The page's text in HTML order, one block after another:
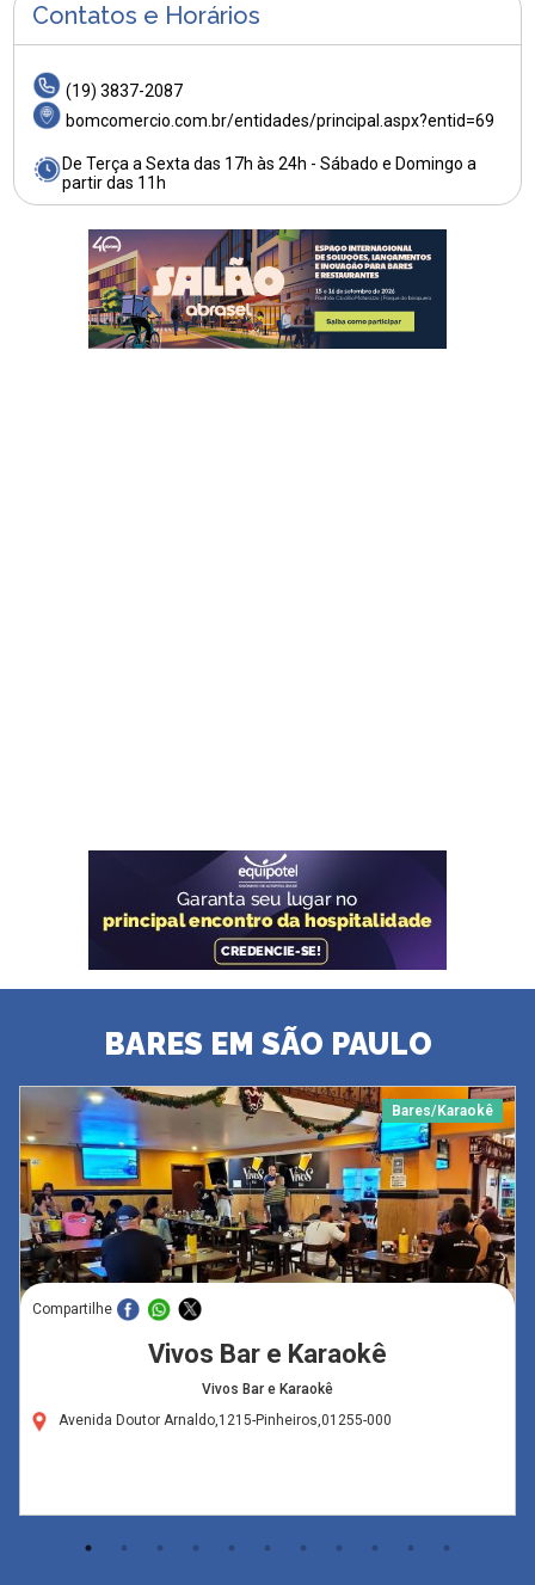
Contatos e Horários
(19) 3837-2087
bomcomercio.com.br/entidades/principal.aspx?entid=69
De Terça a Sexta das 17h às 24h - Sábado e Domingo a
partir das 11h
BARES EM SÃO PAULO
Bares/Karaokê
Compartilhe
Vivos Bar e Karaokê
Vivos Bar e Karaokê
Avenida Doutor Arnaldo,1215-Pinheiros,01255-000